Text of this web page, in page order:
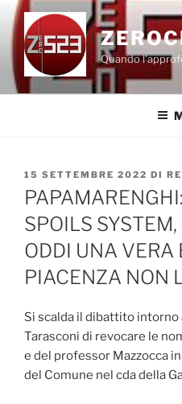
Salta
contenuto
Quando
PUBBLICATO
IL
15 SETTEMBRE 2022 DI
SPOILS
ODDI UNA VERA
PIACENZA NON
Si scalda il dibattito intorno
Tarasconi di revocare le
e del professor Mazzocca
del Comune nel cda della